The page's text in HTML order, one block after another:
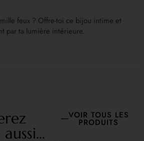
feux ? Offre-toi ce bijou intime et
par ta lumière intérieure.
VOIR TOUS LES
PRODUITS